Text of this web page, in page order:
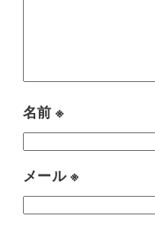
名前※
メール※